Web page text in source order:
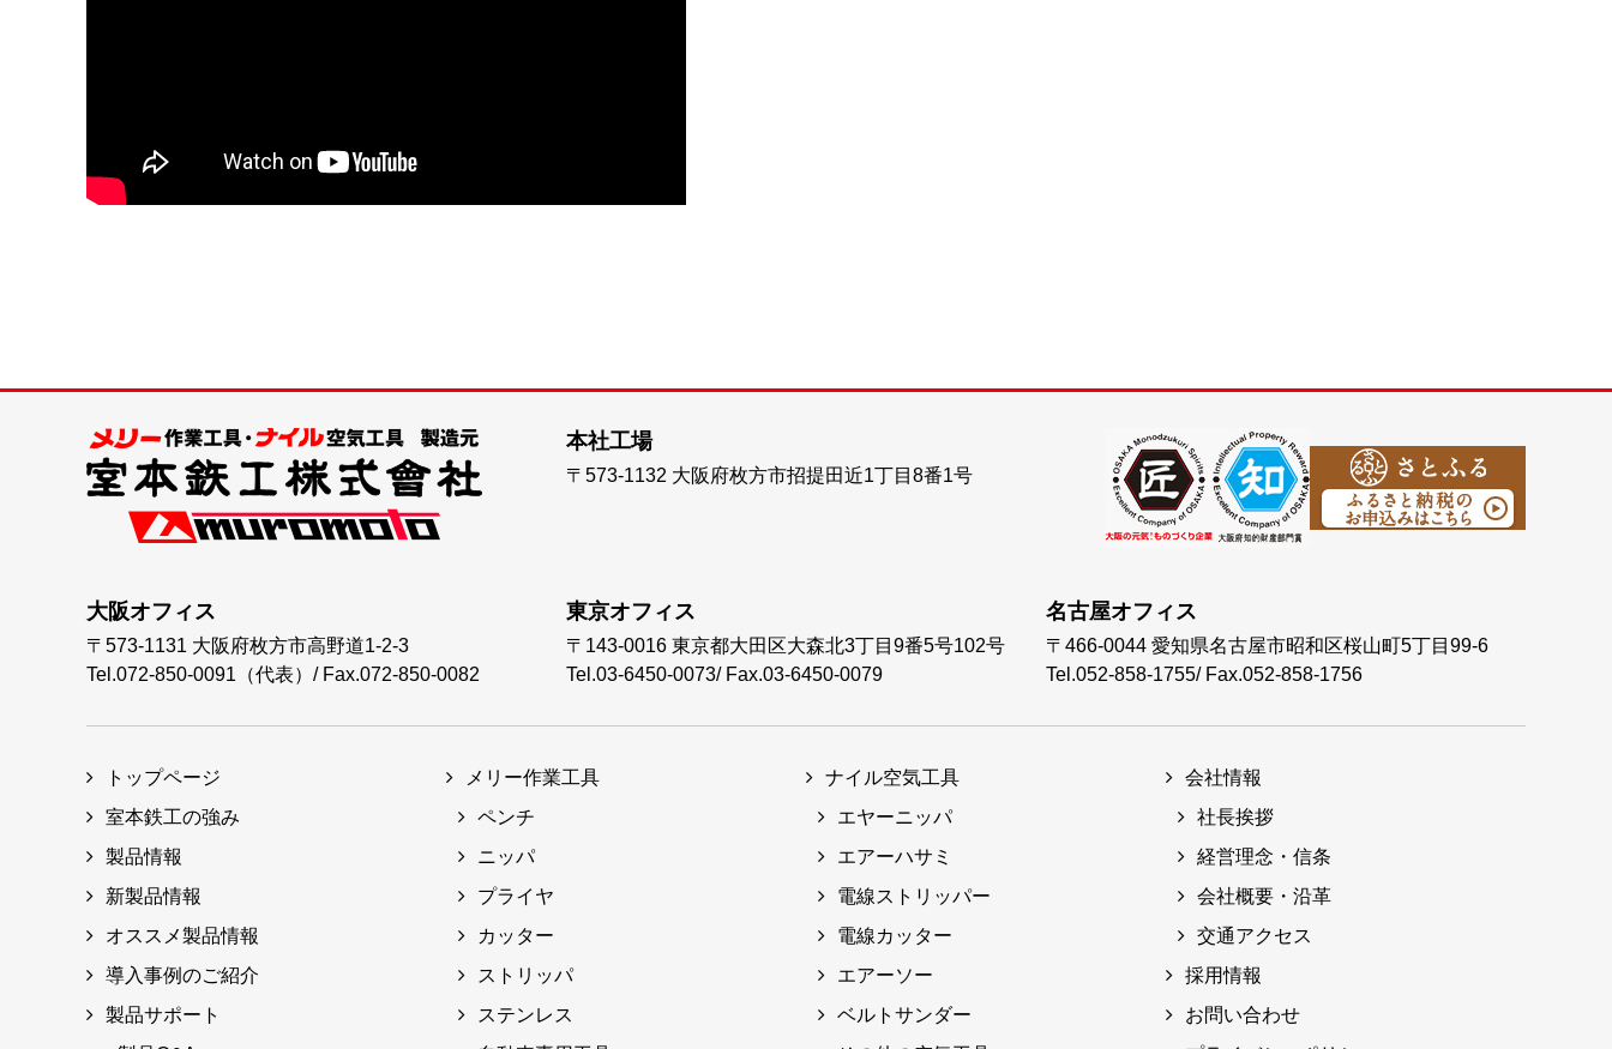
本社工場
〒573-1132 大阪府枚方市招提田近1丁目8番1号
大阪オフィス
〒573-1131 大阪府枚方市高野道1-2-3
Tel.072-850-0091（代表） / Fax.072-850-0082
東京オフィス
〒143-0016 東京都大田区大森北3丁目9番5号102号
Tel.03-6450-0073/ Fax.03-6450-0079
名古屋オフィス
〒466-0044 愛知県名古屋市昭和区桜山町5丁目99-6
Tel.052-858-1755/ Fax.052-858-1756
トップページ
室本鉄工の強み
製品情報
新製品情報
オススメ製品情報
導入事例のご紹介
製品サポート
メリー作業工具
ペンチ
ニッパ
プライヤ
カッター
ストリッパ
ステンレス
ナイル空気工具
エヤーニッパ
エアーハサミ
電線ストリッパー
電線カッター
エアーソー
ベルトサンダー
会社情報
社長挨拶
経営理念・信条
会社概要・沿革
交通アクセス
採用情報
お問い合わせ